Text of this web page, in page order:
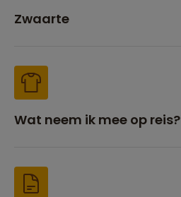
Zwaarte
Wat neem ik mee op reis?